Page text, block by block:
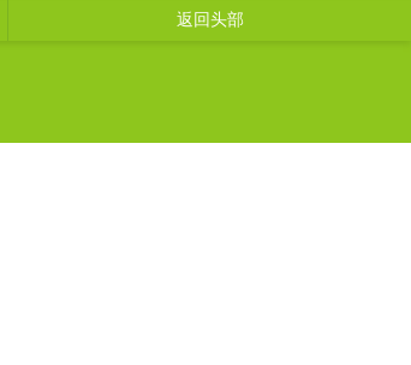
返回头部